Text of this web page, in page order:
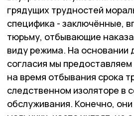
грядущих трудностей
специфика - заключённые,
тюрьму, отбывающие
виду режима. На основании
согласия мы
на время отбывания срока
следственном изоляторе в
обслуживания. Конечно,